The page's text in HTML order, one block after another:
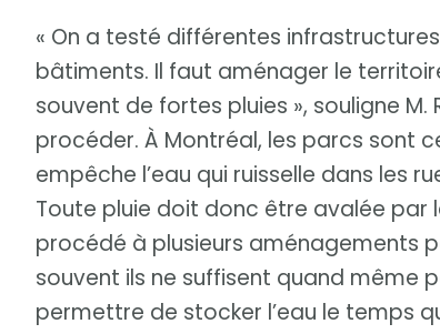
« On a testé différentes
bâtiments. Il faut aménager le
souvent de fortes pluies », souligne
procéder. À Montréal, les parcs sont
empêche l’eau qui ruisselle dans les
Toute pluie doit donc être avalée par
procédé à plusieurs aménagements
souvent ils ne suffisent quand même
permettre de stocker l’eau le temps